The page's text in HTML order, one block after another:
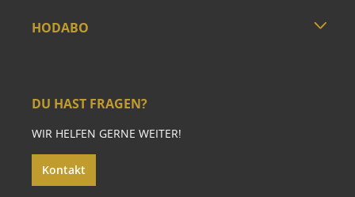
HODABO
DU HAST FRAGEN?
WIR HELFEN GERNE WEITER!
Kontakt